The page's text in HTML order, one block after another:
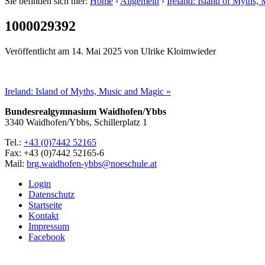
1000029392
Veröffentlicht am 14. Mai 2025 von Ulrike Kloimwieder
Ireland: Island of Myths, Music and Magic »
Bundesrealgymnasium Waidhofen/Ybbs
3340 Waidhofen/Ybbs, Schillerplatz 1
Tel.: +43 (0)7442 52165
Fax: +43 (0)7442 52165-6
Mail: brg.waidhofen-ybbs@noeschule.at
Login
Datenschutz
Startseite
Kontakt
Impressum
Facebook